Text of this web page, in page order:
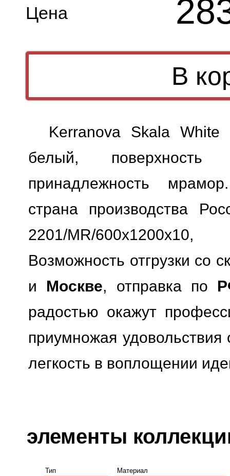
Цена
Kerranova Skala White
белый, поверхность
принадлежность
страна производства
2201/MR/
Возможность отгрузки со
и Москве, отправка по
радостью окажут
приумножая
легкость в воплощении
элементы
Тип Материал